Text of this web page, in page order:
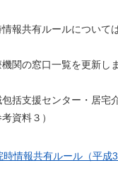
報共有ルールについて
関の窓口一覧を更新し
括支援センター・居宅
資料３）
情報共有ルール（平成